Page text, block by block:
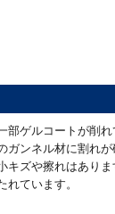
ゲルコートが削れ
ガンネル材に割れが
キズや擦れはあり
れています。